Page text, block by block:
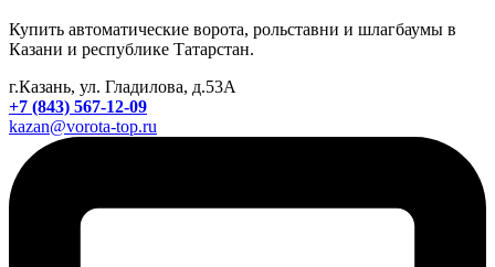
Купить автоматические ворота, рольставни и шлагбаумы в
Казани и республике Татарстан.
г.Казань, ул. Гладилова, д.53А
+7 (843) 567-12-09
kazan@vorota-top.ru